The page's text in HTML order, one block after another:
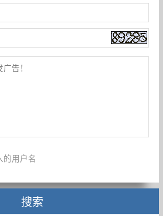
的用户名
搜索